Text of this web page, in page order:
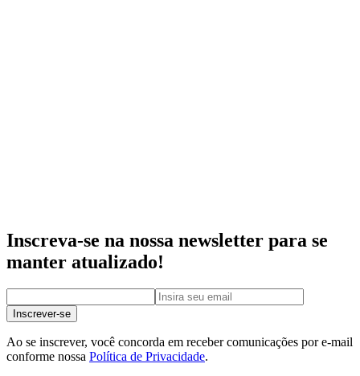
Inscreva-se na nossa newsletter para se
manter atualizado!
Inscrever-se
Ao se inscrever, você concorda em receber comunicações por e-mail
conforme nossa Política de Privacidade.